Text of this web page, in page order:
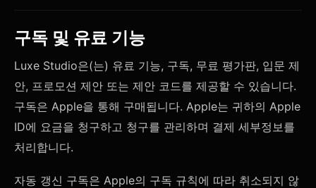
구독 및 유료 기능
Luxe Studio은(는) 유료 기능, 구독, 무료 평가판, 입문 제
안, 프로모션 제안 또는 제안 코드를 제공할 수 있습니다.
구독은 Apple을 통해 구매됩니다. Apple는 귀하의 Apple
ID에 요금을 청구하고 청구를 관리하며 결제 세부정보를
처리합니다.
자동 갱신 구독은 Apple의 구독 규칙에 따라 취소되지 않